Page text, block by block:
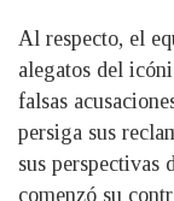
Al respecto, el
alegatos del
falsas
persiga sus
sus perspectivas
comenzó su